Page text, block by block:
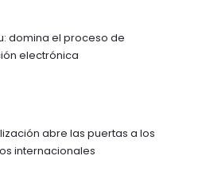
domina el proceso de
electrónica
abre las puertas a los
internacionales